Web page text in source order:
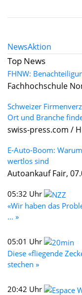
NewsAktion
Top News
FHNW:
Fachhochschule
Schweizer
Ort und Branche
swiss-press.com /
E-Auto-Boom:
wertlos sind
Autoankauf Fair,
05:32 Uhr
«Wir haben das
... »
05:01 Uhr
Diese «fliegende
stechen »
20:42 Uhr